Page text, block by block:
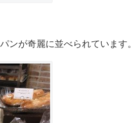
ンが奇麗に並べられています。